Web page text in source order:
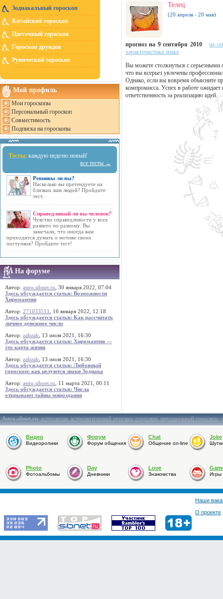
Зодиакальный гороскоп
Китайский гороскоп
Цветочный гороскоп
Гороскоп друидов
Рунический гороскоп
Мой профиль
Мои гороскопы
Персональный гороскоп
Совместимость
Подписка на гороскопы
Тесты: каждую неделю новый!
все тесты →
Ревнивы ли вы?
Насколько вы претендуете на
близких вам людей? Пройдите
тест.
Справедливый ли вы человек?
Чувство справедливости у всех
развито по разному. Вы
замечали, что иногда вам
приходится думать о мотиве своих
поступков? Пройдите тест!
На форуме
Автор: astro.sibnet.ru , 30 января 2022, 07:04
Здесь обсуждается статья: Возможности
Хиромантии
Автор: 271033511
, 16 января 2022, 12:18
Здесь обсуждается статья: Как рассчитать
личное денежное число
Автор: zabzab , 13 июля 2021, 16:30
Здесь обсуждается статья: Хиромантия —
это карта жизни
Автор: zabzab , 13 июля 2021, 16:30
Здесь обсуждается статья: Любовный
гороскоп: как целуются знаки Зодиака
Автор: astro.sibnet.ru , 11 марта 2021, 00:11
Здесь обсуждается статья: Числа
открывают тайны мироздания
Телец
(20 апреля - 20 мая)
прогноз на 9 сентября 2010
на
характеристика знака
Вы можете столкнуться с серьезными
что вы всерьез увлечены
Однако, если вы вовремя объясните
компромисса. Успех в работе
ответственность за реализацию идей.
Astro.sibnet.ru:астрология,астрологический прогноз,гороскоп,персональный гороскоп,
Видео
Видеоролики
Форум
Форум общения
Chat
Общение on-line
Joke
Photo
Фотоальбомы
Day
Дневники
Love
Знакомства Игры
Наши
О проекте